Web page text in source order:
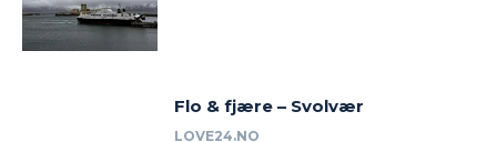
Flo & fjære – Svolvær
LOVE24.NO